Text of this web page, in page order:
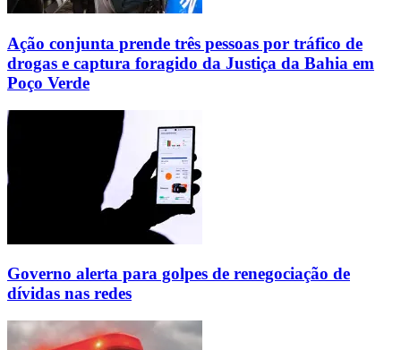
Ação conjunta prende três pessoas por tráfico de
drogas e captura foragido da Justiça da Bahia em
Poço Verde
Governo alerta para golpes de renegociação de
dívidas nas redes